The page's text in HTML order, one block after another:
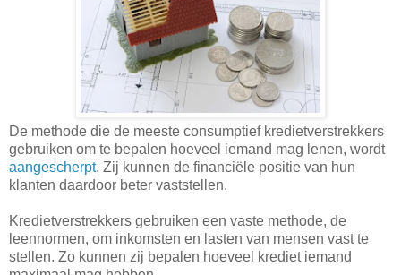
De methode die de meeste consumptief kredietverstrekkers
gebruiken om te bepalen hoeveel iemand mag lenen, wordt
aangescherpt. Zij kunnen de financiële positie van hun
klanten daardoor beter vaststellen.
Kredietverstrekkers gebruiken een vaste methode, de
leennormen, om inkomsten en lasten van mensen vast te
stellen. Zo kunnen zij bepalen hoeveel krediet iemand